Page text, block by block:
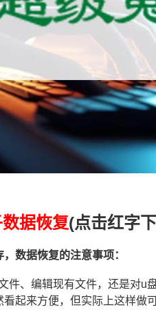
据恢复(点击红字
数据恢复的注意事项：
件、编辑现有文件，还是对u
起来方便，但实际上这样做